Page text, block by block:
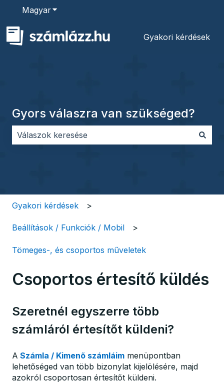
MagyarAlmenü megjelenítése fordításokhoz
Gyakori kérdések
Gyors válaszra van szükséged?
Gyakori kérdések
Beállítások / Funkciók / Mobil
Tömeges-, és csoportos műveletek
Csoportos értesítő küldés
Szeretnél egyszerre több
számláról értesítőt küldeni?
A Számla / Kimenő számláim menüpontban
lehetőséged van több bizonylat kijelölésére, majd
azokról csoportosan értesítőt küldeni.